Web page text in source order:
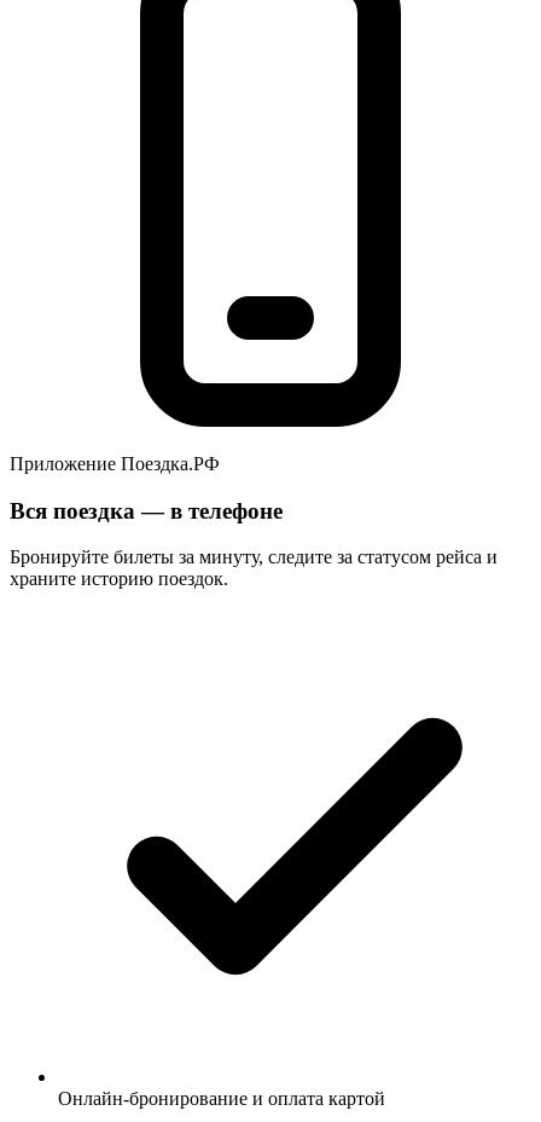
Приложение Поездка.РФ
Вся поездка — в телефоне
Бронируйте билеты за минуту, следите за статусом рейса и
храните историю поездок.
Онлайн-бронирование и оплата картой